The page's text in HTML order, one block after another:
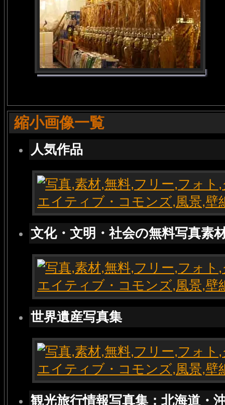
縮小画像一覧
人気作品
文化・文明・社会の無料写真素
世界遺産写真集
観光旅行情報写真集：北海道・